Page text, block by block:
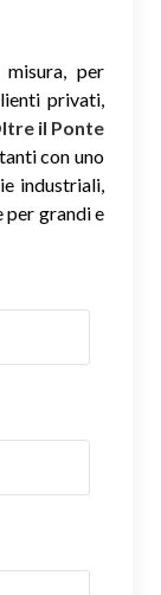
per
privati,
il Ponte
con uno
industriali,
per grandi e